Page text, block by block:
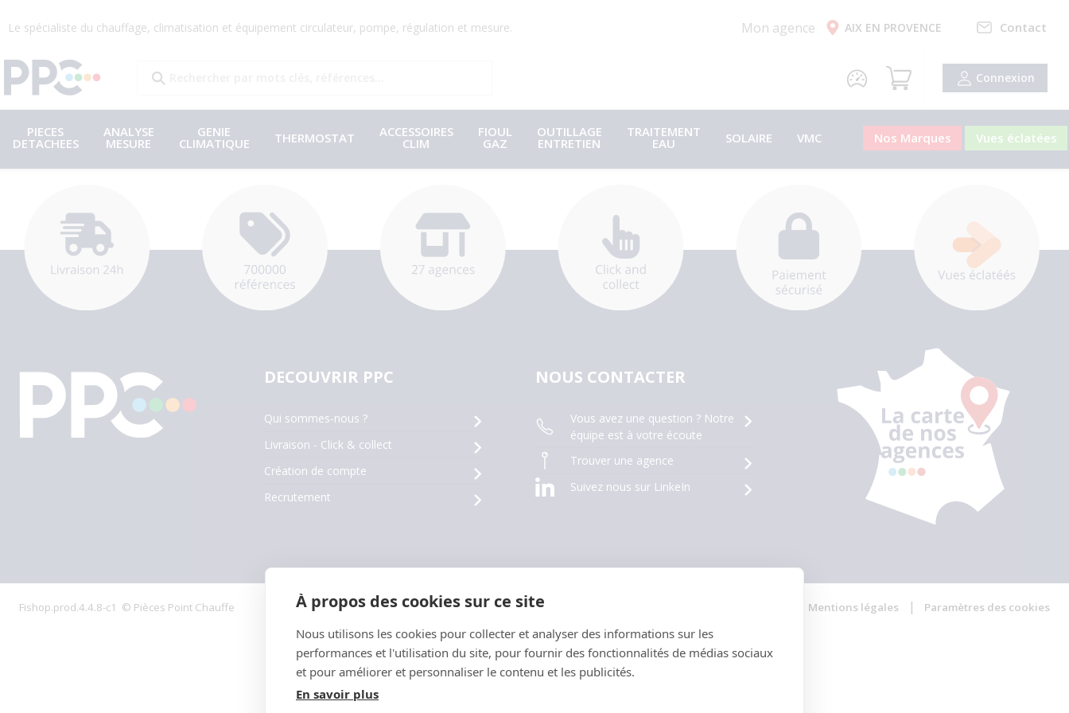
Le spécialiste du chauffage, climatisation et équipement circulateur, pompe, régulation et mesure. Mon agence AIX EN PROVENCE Contact
Connexion
PIECES
DETACHEES
ANALYSE
MESURE
GENIE
CLIMATIQUE THERMOSTAT ACCESSOIRES
CLIM
FIOUL
GAZ
OUTILLAGE
ENTRETIEN
TRAITEMENT
EAU SOLAIRE VMC Nos Marques Vues éclatées
DECOUVRIR PPC
Qui sommes-nous ?
Livraison - Click & collect
Création de compte
Recrutement
NOUS CONTACTER
Vous avez une question ? Notre
équipe est à votre écoute
Trouver une agence
Suivez nous sur LinkeIn
Fishop.prod.4.4.8-c1 © Pièces Point Chauffe Conditions Générales de Vente Mentions légales Paramètres des cookies
À propos des cookies sur ce site
Nous utilisons les cookies pour collecter et analyser des informations sur les
performances et l'utilisation du site, pour fournir des fonctionnalités de médias sociaux
et pour améliorer et personnaliser le contenu et les publicités.
En savoir plus